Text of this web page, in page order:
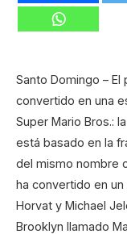
Santo Domingo –
convertido en una
Super Mario Bros.:
está basado en la
del mismo nombre
ha convertido en
Horvat y Michael
Brooklyn llamado